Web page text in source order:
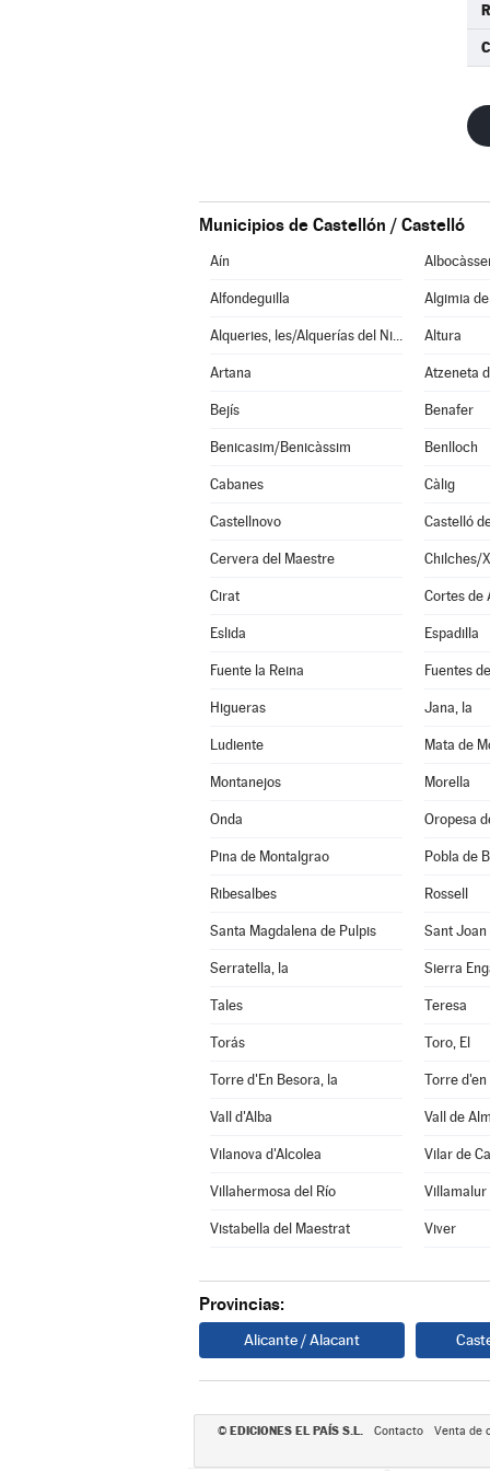
Municipios de Castellón / Castelló
Aín
Alfondeguilla Algimia
Alqueries, les/Alquerías del Niño Perdido Altura
Artana Atzeneta
Bejís Benafer
Benicasim/Benicàssim Benlloch
Cabanes Càlig
Castellnovo Castelló
Cervera del Maestre Chilches/
Cirat Cortes de
Eslida Espadilla
Fuente la Reina Fuentes
Higueras Jana, la
Ludiente Mata de
Montanejos Morella
Onda Oropesa
Pina de Montalgrao Pobla de
Ribesalbes Rossell
Santa Magdalena de Pulpis Sant Joan
Serratella, la Sierra
Tales Teresa
Torás Toro, El
Torre d'En Besora, la Torre d'en
Vall d'Alba Vall de
Vilanova d'Alcolea Vilar de
Villahermosa del Río Villamalur
Vistabella del Maestrat Viver
Provincias:
Alicante / Alacant
© EDICIONES EL PAÍS S.L. Contacto Venta de